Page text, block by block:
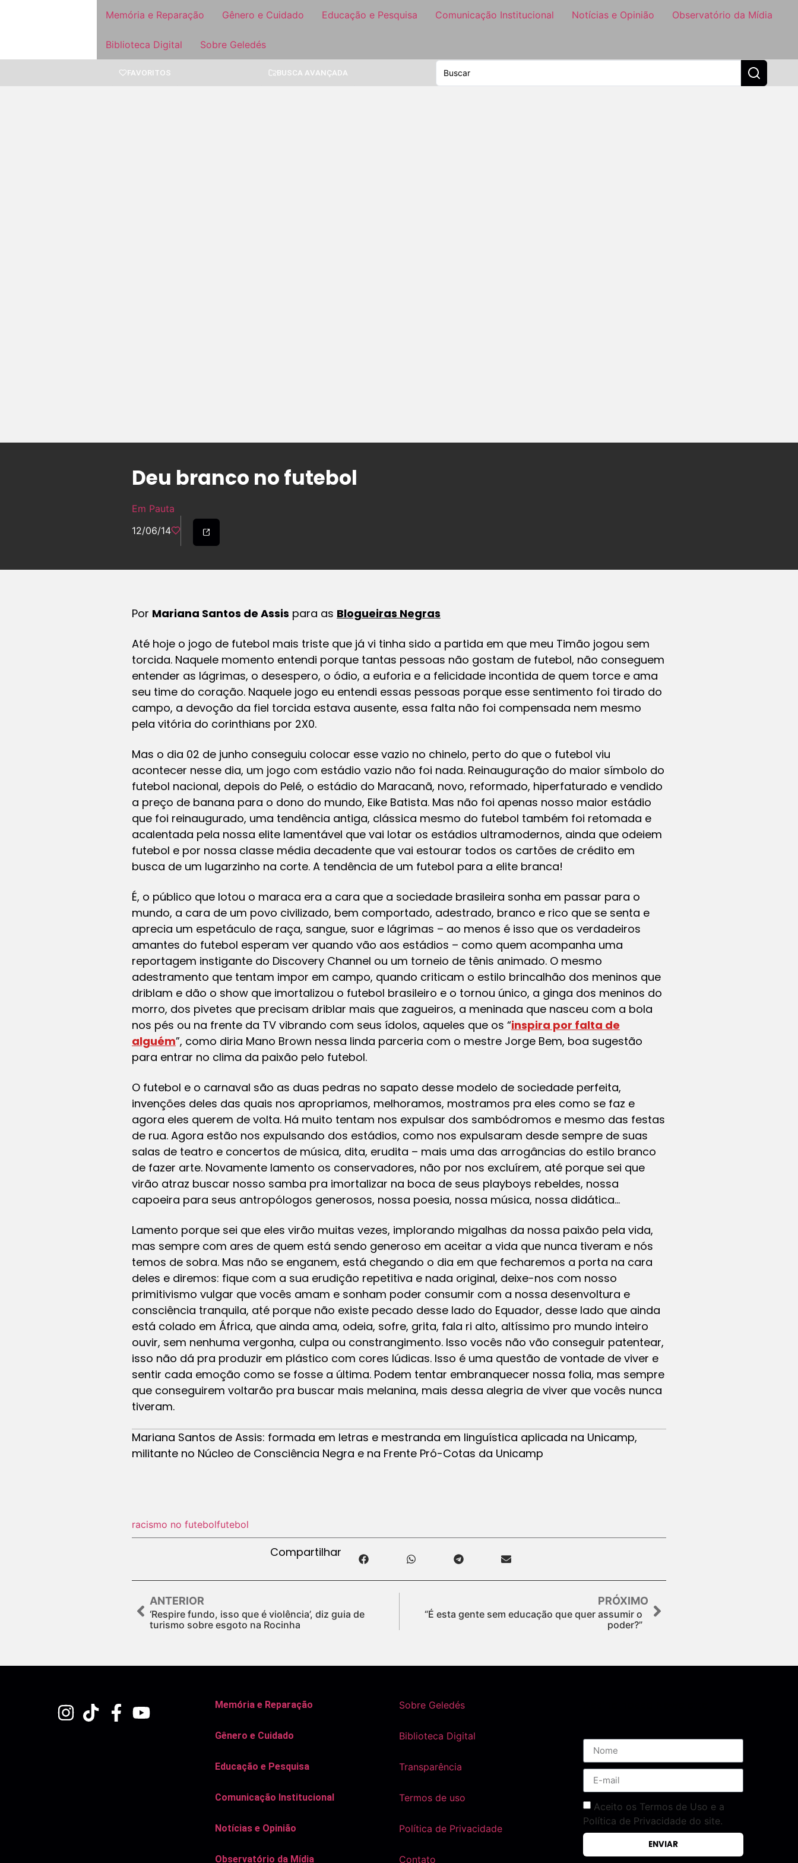
Memória e Reparação Gênero e Cuidado Educação e Pesquisa Comunicação Institucional Notícias e Opinião Observatório da Mídia
Biblioteca Digital Sobre Geledés
FAVORITOS BUSCA AVANÇADA
Deu branco no futebol
Em Pauta
12/06/14
Por Mariana Santos de Assis para as Blogueiras Negras
Até hoje o jogo de futebol mais triste que já vi tinha sido a partida em que meu Timão jogou sem
torcida. Naquele momento entendi porque tantas pessoas não gostam de futebol, não conseguem
entender as lágrimas, o desespero, o ódio, a euforia e a felicidade incontida de quem torce e ama
seu time do coração. Naquele jogo eu entendi essas pessoas porque esse sentimento foi tirado do
campo, a devoção da fiel torcida estava ausente, essa falta não foi compensada nem mesmo
pela vitória do corinthians por 2X0.
Mas o dia 02 de junho conseguiu colocar esse vazio no chinelo, perto do que o futebol viu
acontecer nesse dia, um jogo com estádio vazio não foi nada. Reinauguração do maior símbolo do
futebol nacional, depois do Pelé, o estádio do Maracanã, novo, reformado, hiperfaturado e vendido
a preço de banana para o dono do mundo, Eike Batista. Mas não foi apenas nosso maior estádio
que foi reinaugurado, uma tendência antiga, clássica mesmo do futebol também foi retomada e
acalentada pela nossa elite lamentável que vai lotar os estádios ultramodernos, ainda que odeiem
futebol e por nossa classe média decadente que vai estourar todos os cartões de crédito em
busca de um lugarzinho na corte. A tendência de um futebol para a elite branca!
É, o público que lotou o maraca era a cara que a sociedade brasileira sonha em passar para o
mundo, a cara de um povo civilizado, bem comportado, adestrado, branco e rico que se senta e
aprecia um espetáculo de raça, sangue, suor e lágrimas – ao menos é isso que os verdadeiros
amantes do futebol esperam ver quando vão aos estádios – como quem acompanha uma
reportagem instigante do Discovery Channel ou um torneio de tênis animado. O mesmo
adestramento que tentam impor em campo, quando criticam o estilo brincalhão dos meninos que
driblam e dão o show que imortalizou o futebol brasileiro e o tornou único, a ginga dos meninos do
morro, dos pivetes que precisam driblar mais que zagueiros, a meninada que nasceu com a bola
nos pés ou na frente da TV vibrando com seus ídolos, aqueles que os “inspira por falta de
alguém”, como diria Mano Brown nessa linda parceria com o mestre Jorge Bem, boa sugestão
para entrar no clima da paixão pelo futebol.
O futebol e o carnaval são as duas pedras no sapato desse modelo de sociedade perfeita,
invenções deles das quais nos apropriamos, melhoramos, mostramos pra eles como se faz e
agora eles querem de volta. Há muito tentam nos expulsar dos sambódromos e mesmo das festas
de rua. Agora estão nos expulsando dos estádios, como nos expulsaram desde sempre de suas
salas de teatro e concertos de música, dita, erudita – mais uma das arrogâncias do estilo branco
de fazer arte. Novamente lamento os conservadores, não por nos excluírem, até porque sei que
virão atraz buscar nosso samba pra imortalizar na boca de seus playboys rebeldes, nossa
capoeira para seus antropólogos generosos, nossa poesia, nossa música, nossa didática…
Lamento porque sei que eles virão muitas vezes, implorando migalhas da nossa paixão pela vida,
mas sempre com ares de quem está sendo generoso em aceitar a vida que nunca tiveram e nós
temos de sobra. Mas não se enganem, está chegando o dia em que fecharemos a porta na cara
deles e diremos: fique com a sua erudição repetitiva e nada original, deixe-nos com nosso
primitivismo vulgar que vocês amam e sonham poder consumir com a nossa desenvoltura e
consciência tranquila, até porque não existe pecado desse lado do Equador, desse lado que ainda
está colado em África, que ainda ama, odeia, sofre, grita, fala ri alto, altíssimo pro mundo inteiro
ouvir, sem nenhuma vergonha, culpa ou constrangimento. Isso vocês não vão conseguir patentear,
isso não dá pra produzir em plástico com cores lúdicas. Isso é uma questão de vontade de viver e
sentir cada emoção como se fosse a última. Podem tentar embranquecer nossa folia, mas sempre
que conseguirem voltarão pra buscar mais melanina, mais dessa alegria de viver que vocês nunca
tiveram.
Mariana Santos de Assis: formada em letras e mestranda em linguística aplicada na Unicamp,
militante no Núcleo de Consciência Negra e na Frente Pró-Cotas da Unicamp
racismo no futebolfutebol
Compartilhar
ANTERIOR
‘Respire fundo, isso que é violência’, diz guia de
turismo sobre esgoto na Rocinha
PRÓXIMO
“É esta gente sem educação que quer assumir o
poder?”
Memória e Reparação
Gênero e Cuidado
Educação e Pesquisa
Comunicação Institucional
Notícias e Opinião
Observatório da Mídia
Sobre Geledés
Biblioteca Digital
Transparência
Termos de uso
Política de Privacidade
Contato
Aceito os Termos de Uso e a
Política de Privacidade do site.
ENVIAR